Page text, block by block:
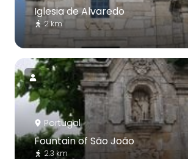
Iglesia de Alvaredo
2 km
Portugal
Fountain of São João
2.3 km